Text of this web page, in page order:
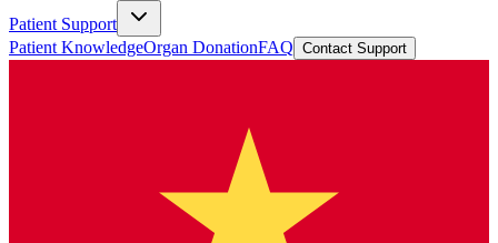
Patient Support
Patient KnowledgeOrgan DonationFAQ Contact Support